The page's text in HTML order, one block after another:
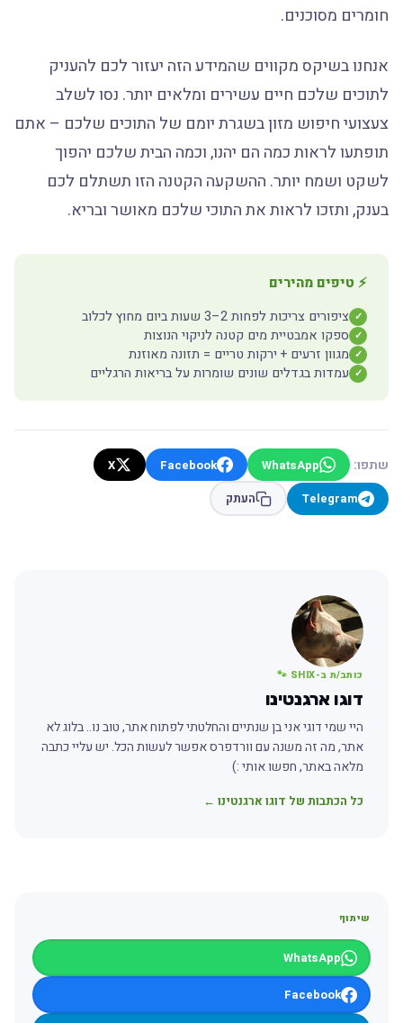
חומרים מסוכנים.
אנחנו בשיקס מקווים שהמידע הזה יעזור לכם להעניק
לתוכים שלכם חיים עשירים ומלאים יותר. נסו לשלב
צעצועי חיפוש מזון בשגרת יומם של התוכים שלכם – אתם
תופתעו לראות כמה הם יהנו, וכמה הבית שלכם יהפוך
לשקט ושמח יותר. ההשקעה הקטנה הזו תשתלם לכם
בענק, ותזכו לראות את התוכי שלכם מאושר ובריא.
⚡ טיפים מהירים
✓ ציפורים צריכות לפחות 2–3 שעות ביום מחוץ לכלוב
✓ ספקו אמבטיית מים קטנה לניקוי הנוצות
✓ מגוון זרעים + ירקות טריים = תזונה מאוזנת
✓ עמדות בגדלים שונים שומרות על בריאות הרגליים
שתפו: WhatsApp
Facebook
X
Telegram
העתק
כותב/ת ב-SHIX 🐾
דוגו ארגנטינו
היי שמי דוגי אני בן שנתיים והחלטתי לפתוח אתר, טוב נו.. בלוג לא
אתר, מה זה משנה עם וורדפרס אפשר לעשות הכל. יש עליי כתבה
מלאה באתר, חפשו אותי :)
כל הכתבות של דוגו ארגנטינו ←
שיתוף
WhatsApp
Facebook